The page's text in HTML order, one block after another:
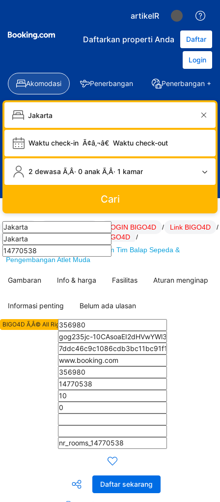
artikelR
Daftarkan properti Anda Daftar
Login
Akomodasi Penerbangan Penerbangan +
Waktu check-in Ã¢â‚¬â€ Waktu check-out
2 dewasa Ã‚Â· 0 anak Ã‚Â· 1 kamar
Cari
BIGO4D LOGIN BIGO4D / Link BIGO4D
/
SITUS BIGO4D
artikel Hoki BIGO4D
/
BIGO4D : MBH Bank Cycling Team Tim Balap Sepeda &
Pengembangan Atlet Muda
Gambaran Info & harga Fasilitas Aturan menginap
Informasi penting Belum ada ulasan
Daftar sekarang
BIGO4D Ã‚Â© All Rights Reserved